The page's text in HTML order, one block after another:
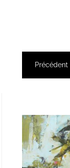
Précédent